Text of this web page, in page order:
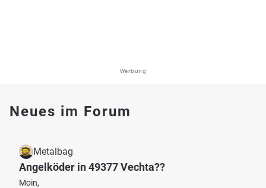
Werbung
Neues im Forum
Metalbag
Angelköder in 49377 Vechta??
Moin,